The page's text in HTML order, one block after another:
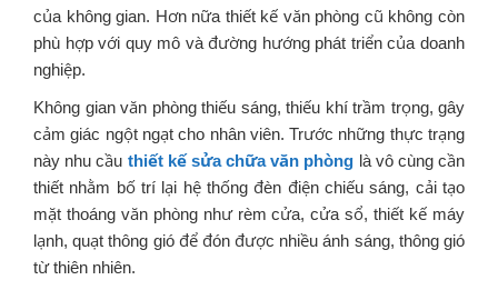
của không gian. Hơn nữa thiết kế văn phòng cũ không còn
phù hợp với quy mô và đường hướng phát triển của doanh
nghiệp.
Không gian văn phòng thiếu sáng, thiếu khí trầm trọng, gây
cảm giác ngột ngạt cho nhân viên. Trước những thực trạng
này nhu cầu thiết kế sửa chữa văn phòng là vô cùng cần
thiết nhằm bố trí lại hệ thống đèn điện chiếu sáng, cải tạo
mặt thoáng văn phòng như rèm cửa, cửa sổ, thiết kế máy
lạnh, quạt thông gió để đón được nhiều ánh sáng, thông gió
từ thiên nhiên.